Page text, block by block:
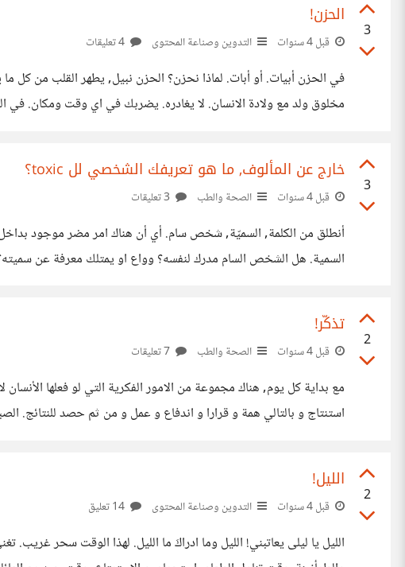
3
الحزن!
قبل 4 سنوات التدوين وصناعة المحتوى
في الحزن أبيات. أو أبات. لماذا نحزن؟ الحزن نبيل, يطهر القلب من
مخلوق ولد مع ولادة الانسان. لا يغادره. يضربك في اي وقت ومكان.
3
خارج عن المألوف, ما هو تعريفك الشخصي لل toxic؟
قبل 4 سنوات الصحة والطب
أنطلق من الكلمة, السميّة, شخص سام. أي أن هناك امر مضر موجود بداخل
السمية. هل الشخص السام مدرك لنفسه؟ وواع او يمتلك معرفة عن
2
تذكّر!
قبل 4 سنوات الصحة والطب
2
الليل!
قبل 4 سنوات التدوين وصناعة المحتوى
الليل يا ليلى يعاتبني! الليل وما ادراكَ ما الليل. لهذا الوقت سحر